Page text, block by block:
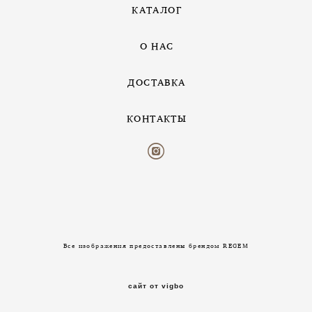
КАТАЛОГ
О НАС
ДОСТАВКА
КОНТАКТЫ
Все изображения предоставлены брендом REGEM
сайт от vigbo